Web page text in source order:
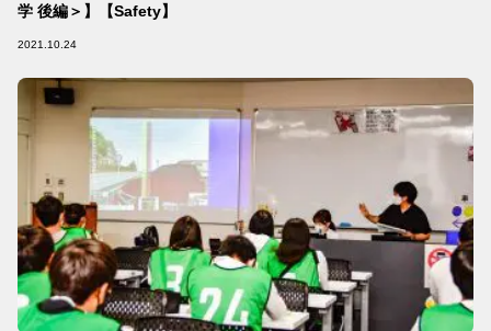
学 後編＞】【Safety】
2021.10.24